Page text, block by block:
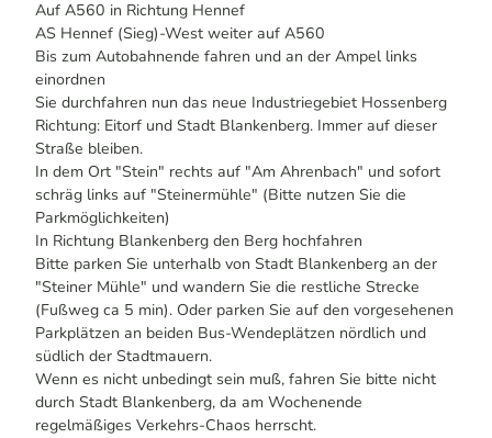
Auf A560 in Richtung Hennef
AS Hennef (Sieg)-West weiter auf A560
Bis zum Autobahnende fahren und an der Ampel links
einordnen
Sie durchfahren nun das neue Industriegebiet Hossenberg
Richtung: Eitorf und Stadt Blankenberg. Immer auf dieser
Straße bleiben.
In dem Ort "Stein" rechts auf "Am Ahrenbach" und sofort
schräg links auf "Steinermühle" (Bitte nutzen Sie die
Parkmöglichkeiten)
In Richtung Blankenberg den Berg hochfahren
Bitte parken Sie unterhalb von Stadt Blankenberg an der
"Steiner Mühle" und wandern Sie die restliche Strecke
(Fußweg ca 5 min). Oder parken Sie auf den vorgesehenen
Parkplätzen an beiden Bus-Wendeplätzen nördlich und
südlich der Stadtmauern.
Wenn es nicht unbedingt sein muß, fahren Sie bitte nicht
durch Stadt Blankenberg, da am Wochenende
regelmäßiges Verkehrs-Chaos herrscht.